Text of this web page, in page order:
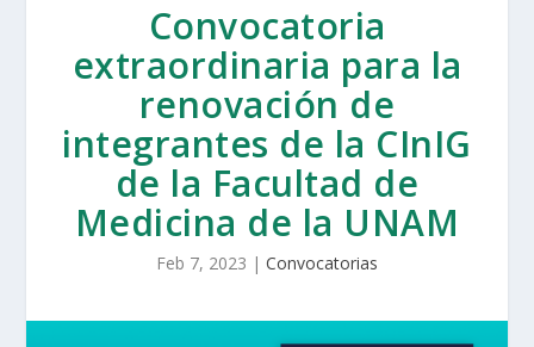
Convocatoria
extraordinaria para la
renovación de
integrantes de la CInIG
de la Facultad de
Medicina de la UNAM
Feb 7, 2023 | Convocatorias